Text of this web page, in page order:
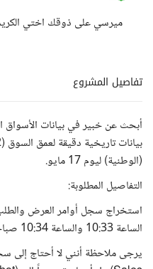
ميرسي على ذوقك اختي
تفاصيل المشروع
أبحث عن خبير في بيانات الأسواق
(الوطنية) ليوم 17 مايو.
التفاصيل المطلوبة:
الساعة 10:33 والساعة 10:34 صباحاً.